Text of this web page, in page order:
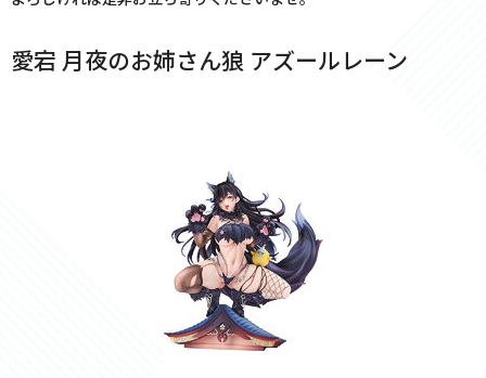
愛宕 月夜のお姉さん狼 アズールレーン